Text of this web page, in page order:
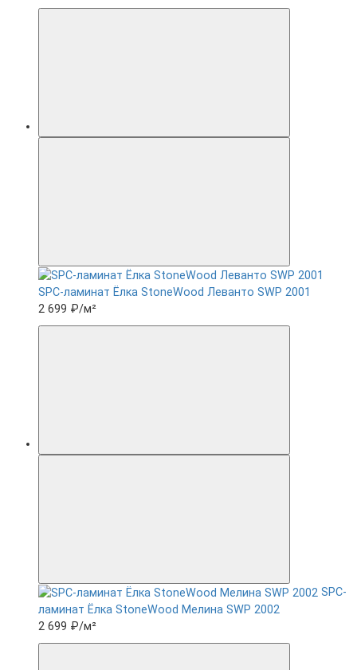
SPC-ламинат Ëлка StoneWood Леванто SWP 2001
2 699 ₽/м²
SPC-
ламинат Ëлка StoneWood Мелина SWP 2002
2 699 ₽/м²